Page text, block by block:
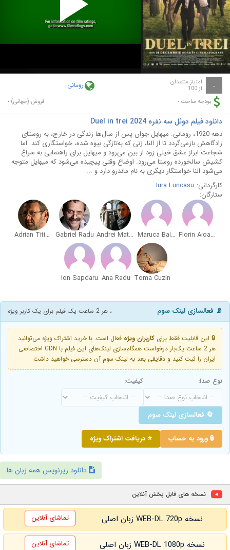
Play
Video
- امتیاز منتقدان
از 100 رومانی
بودجه ساخت:- فروش (جهانی):-
دانلود فیلم دوئل سه نفره Duel in trei 2024
دهه 1920، رومانی. میهایل جوان پس از سال‌ها زندگی در خارج، به روستای
زادگاهش بازمی‌گردد تا از النا، زنی که به‌تازگی بیوه شده، خواستگاری کند. اما
شجاعت ابراز عشق خیلی زود از بین می‌رود و میهایل برای راهنمایی به سراغ
کشیش سالخورده روستا می‌رود. اوضاع وقتی پیچیده می‌شود که میهایل متوجه
می‌شود النا خواستگار دیگری به نام ماندرو دارد و ...
کارگردانی: Iura Luncasu
ستارگان:
Florin Aioane
Maruca Baiasu
Andrei Mateiu
Gabriel Radu
Adrian Titieni
Toma Cuzin
Ana Radu
Ion Sapdaru
📡 فعالسازی لینک سوم ، هر 2 ساعت یک فیلم برای یک کاربر ویژه
🔒 این قابلیت فقط برای کاربران ویژه فعال است. با خرید اشتراک ویژه می‌توانید
هر 2 ساعت یک‌بار درخواست همگام‌سازی لینک‌های این فیلم با CDN اختصاصی
ایران را ثبت کنید و دقایقی بعد به لینک سوم آن دسترسی خواهید داشت
نوع صدا: کیفیت:
🔄 فعالسازی لینک سوم
🔒 ورود به حساب ⭐ دریافت اشتراک ویژه
دانلود زیرنویس همه زبان ها
نسخه های قابل پخش آنلاین
نسخه WEB-DL 720p زبان اصلی تماشای آنلاین
نسخه WEB-DL 1080p زبان اصلی تماشای آنلاین